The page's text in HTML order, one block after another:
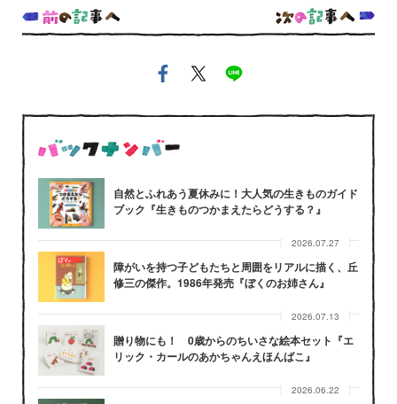
自然とふれあう夏休みに！大人気の生きものガイド
ブック『生きものつかまえたらどうする？』
2026.07.27
障がいを持つ子どもたちと周囲をリアルに描く、丘
修三の傑作。1986年発売『ぼくのお姉さん』
2026.07.13
贈り物にも！ 0歳からのちいさな絵本セット『エ
リック・カールのあかちゃんえほんばこ』
2026.06.22